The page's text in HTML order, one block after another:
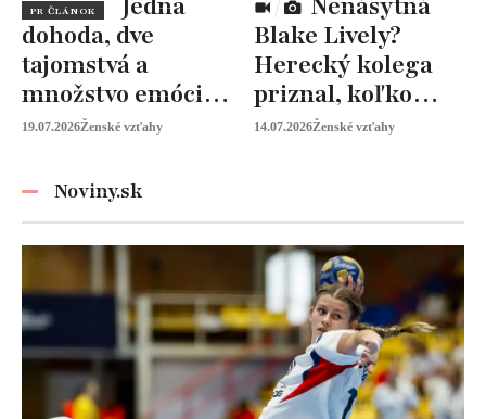
PR ČLÁNOK
dohoda, dve
tajomstvá a
množstvo emócií.
Mia Sheridan a
19.07.2026Ženské vzťahy
Blake Lively?
Herecký kolega
priznal, koľko
peňazí od neho
14.07.2026Ženské vzťahy
Noviny.sk